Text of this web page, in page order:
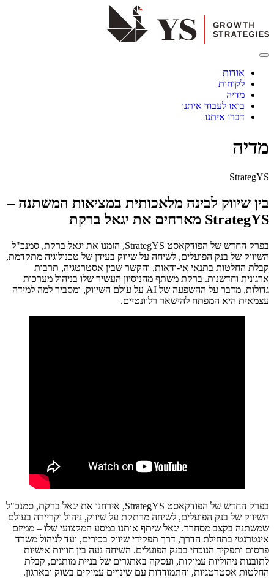
אודות
לקוחות
מדיה
בואו לעבוד איתנו
דברו איתנו
מדיה
StrategYS
בין שיווק לבינה מלאכותית במציאות המשתנה –
StrategYS מארחים את יגאל ברקת
בפרק החדש של הפודקאסט StrategYS, הזמנו את יגאל ברקת, סמנכ"ל
השיווק של בנק הפועלים, לשיחה על שיווק בעידן של טכנולוגיה מתקדמת,
קבלת החלטות בתנאי אי-ודאות, והקשר שבין אסטרטגיה, תרבות
ארגונית וחדשנות. ברקת משתף מהניסיון העשיר שלו בניהול מערכות
גדולות, מדבר על ההשפעה של AI על עולם השיווק, ומסביר למה למידה
עצמאית היא המפתח להישאר רלוונטיים.
בפרק החדש של הפודקאסט StrategYS, אירחנו את יגאל ברקת, סמנכ"ל
השיווק של בנק הפועלים, לשיחה מרתקת על שיווק, ניהול וקריירה בעולם
שמשתנה בקצב מסחרר. יגאל שיתף אותנו במסע המקצועי שלו – ממיזם
אינטרנטי בתחילת הדרך, דרך תפקידי שיווק בכירים, ועד לניהול משרד
פרסום ותפקיד הנוכחי בבנק הפועלים. השיחה נעה בין חוויות אישיות
לתובנות ניהוליות עמוקות, ועסקה באתגרים של בניית מותגים, קבלת
החלטות אסטרטגיות, והתמודדות עם שינויים עמוקים בשוק ובארגון.